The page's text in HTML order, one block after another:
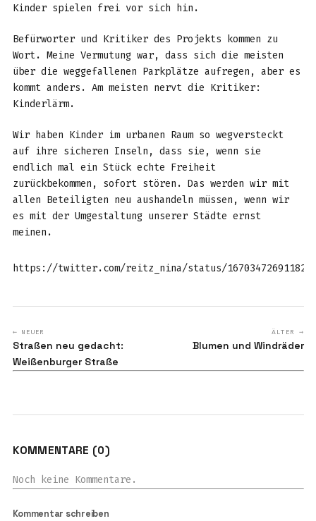
Kinder spielen frei vor sich hin.
Befürworter und Kritiker des Projekts kommen zu
Wort. Meine Vermutung war, dass sich die meisten
über die weggefallenen Parkplätze aufregen, aber es
kommt anders. Am meisten nervt die Kritiker:
Kinderlärm.
Wir haben Kinder im urbanen Raum so wegversteckt
auf ihre sicheren Inseln, dass sie, wenn sie
endlich mal ein Stück echte Freiheit
zurückbekommen, sofort stören. Das werden wir mit
allen Beteiligten neu aushandeln müssen, wenn wir
es mit der Umgestaltung unserer Städte ernst
meinen.
https://twitter.com/reitz_nina/status/
← NEUER
Straßen neu gedacht:
Weißenburger Straße
ÄLTER →
Blumen und Windräder
KOMMENTARE (0)
Noch keine Kommentare.
Kommentar schreiben